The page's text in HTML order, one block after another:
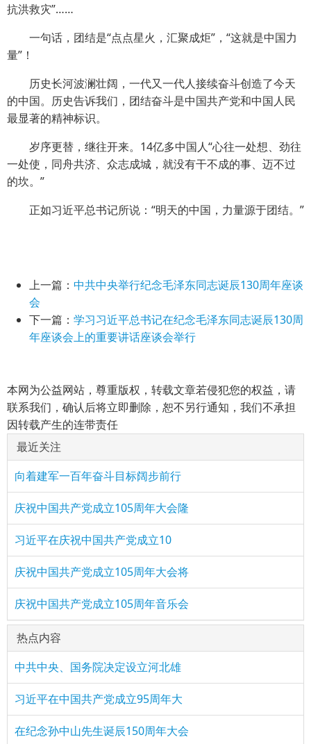
抗洪救灾”……
一句话，团结是“点点星火，汇聚成炬”，“这就是中国力
量”！
历史长河波澜壮阔，一代又一代人接续奋斗创造了今天
的中国。历史告诉我们，团结奋斗是中国共产党和中国人民
最显著的精神标识。
岁序更替，继往开来。14亿多中国人“心往一处想、劲往
一处使，同舟共济、众志成城，就没有干不成的事、迈不过
的坎。”
正如习近平总书记所说：“明天的中国，力量源于团结。”
上一篇： 中共中央举行纪念毛泽东同志诞辰130周年座谈
会
下一篇： 学习习近平总书记在纪念毛泽东同志诞辰130周
年座谈会上的重要讲话座谈会举行
本网为公益网站，尊重版权，转载文章若侵犯您的权益，请
联系我们，确认后将立即删除，恕不另行通知，我们不承担
因转载产生的连带责任
最近关注
向着建军一百年奋斗目标阔步前行
庆祝中国共产党成立105周年大会隆
习近平在庆祝中国共产党成立10
庆祝中国共产党成立105周年大会将
庆祝中国共产党成立105周年音乐会
热点内容
中共中央、国务院决定设立河北雄
习近平在中国共产党成立95周年大
在纪念孙中山先生诞辰150周年大会